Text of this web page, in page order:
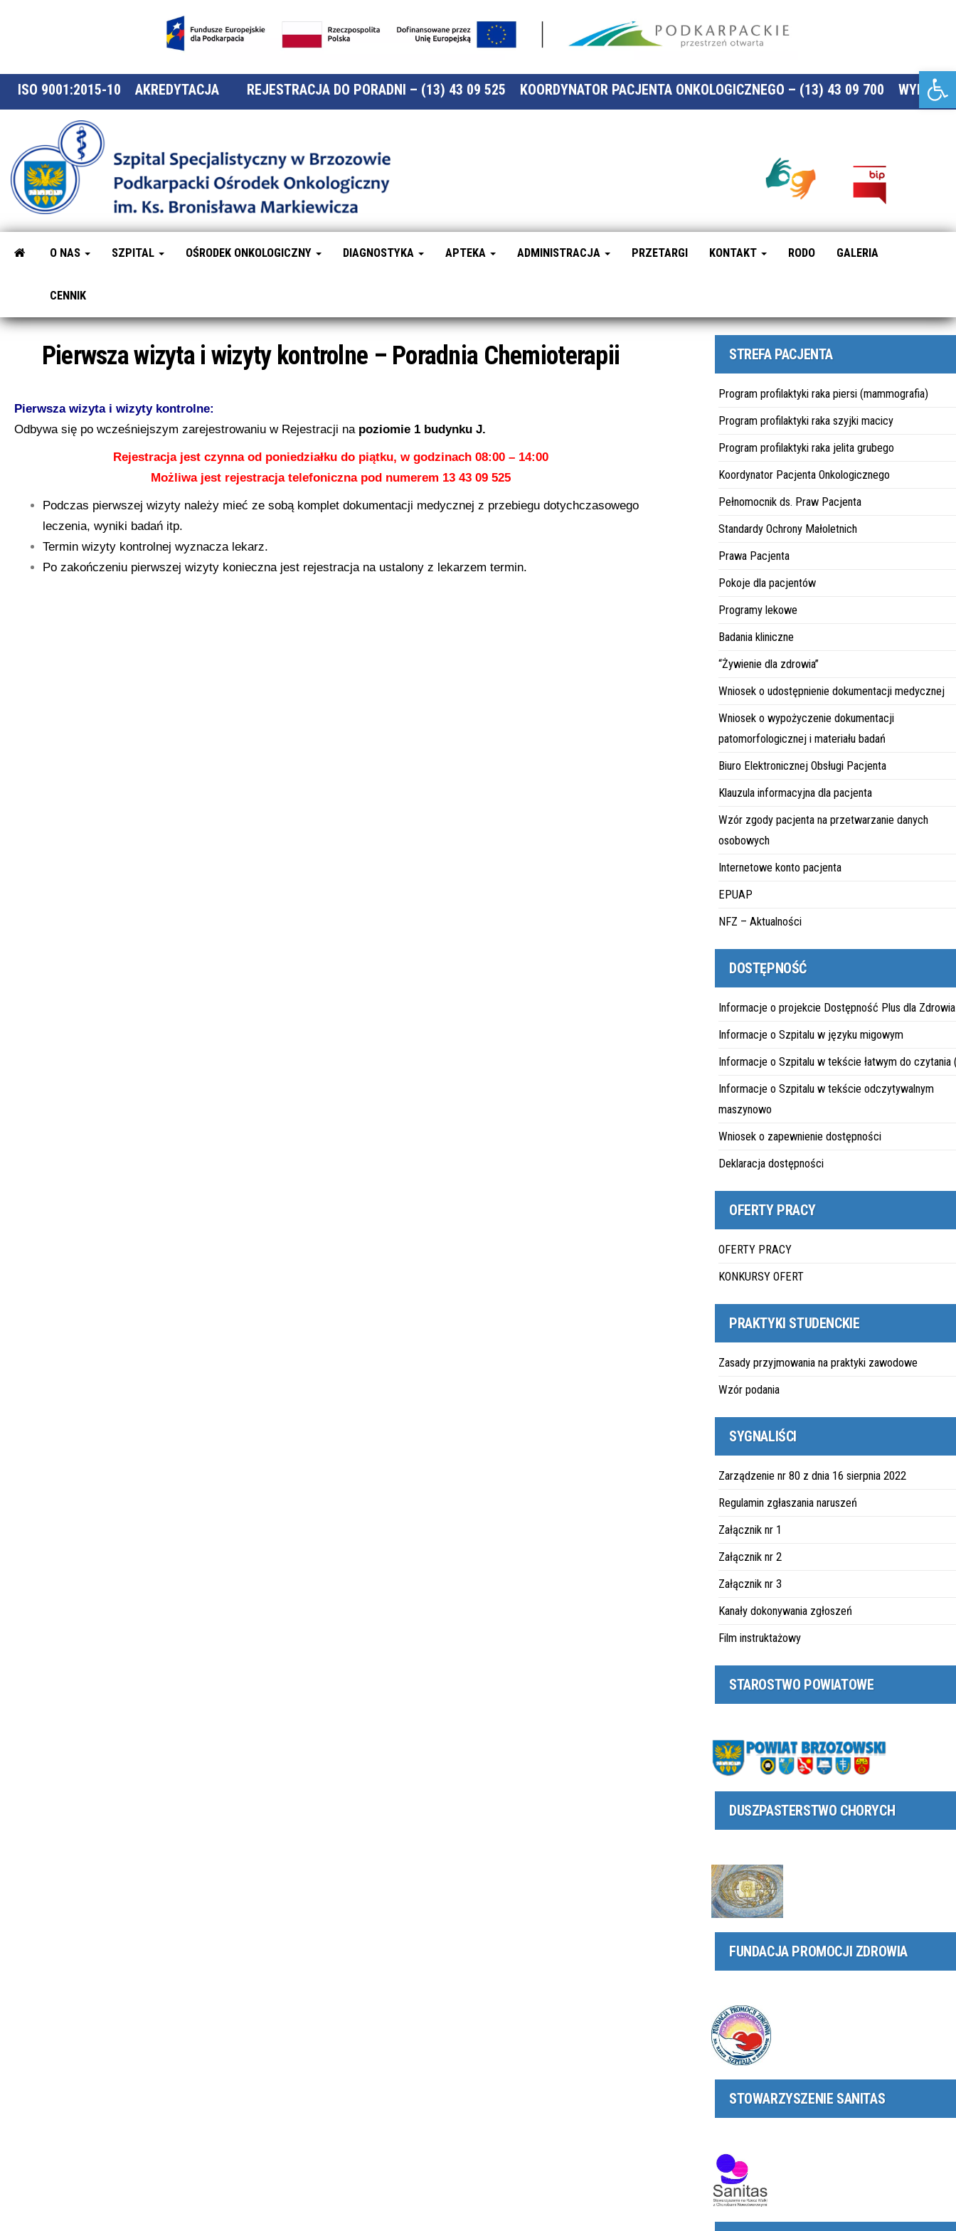
Otwórz pasek narzędzi
ISO 9001:2015-10 AKREDYTACJA REJESTRACJA DO PORADNI – (13) 43 09 525 KOORDYNATOR PACJENTA ONKOLOGICZNEGO – (13) 43 09 700 WYNIKI-
Ośrodek
Onkologiczny
O NAS SZPITAL OŚRODEK ONKOLOGICZNY DIAGNOSTYKA APTEKA ADMINISTRACJA PRZETARGI KONTAKT RODO GALERIA
CENNIK
Pierwsza wizyta i wizyty kontrolne – Poradnia Chemioterapii​
Pierwsza wizyta i wizyty kontrolne:
Odbywa się po wcześniejszym zarejestrowaniu w Rejestracji na poziomie 1 budynku J.
Rejestracja jest czynna od poniedziałku do piątku, w godzinach 08:00 – 14:00
Możliwa jest rejestracja telefoniczna pod numerem 13 43 09 525
Podczas pierwszej wizyty należy mieć ze sobą komplet dokumentacji medycznej z przebiegu dotychczasowego
leczenia, wyniki badań itp.
Termin wizyty kontrolnej wyznacza lekarz.
Po zakończeniu pierwszej wizyty konieczna jest rejestracja na ustalony z lekarzem termin.
STREFA PACJENTA
Program profilaktyki raka piersi (mammografia)
Program profilaktyki raka szyjki macicy
Program profilaktyki raka jelita grubego
Koordynator Pacjenta Onkologicznego
Pełnomocnik ds. Praw Pacjenta
Standardy Ochrony Małoletnich
Prawa Pacjenta
Pokoje dla pacjentów
Programy lekowe
Badania kliniczne
“Żywienie dla zdrowia”
Wniosek o udostępnienie dokumentacji medycznej
Wniosek o wypożyczenie dokumentacji
patomorfologicznej i materiału badań
Biuro Elektronicznej Obsługi Pacjenta
Klauzula informacyjna dla pacjenta
Wzór zgody pacjenta na przetwarzanie danych
osobowych
Internetowe konto pacjenta
EPUAP
NFZ – Aktualności
DOSTĘPNOŚĆ
Informacje o projekcie Dostępność Plus dla Zdrowia
Informacje o Szpitalu w języku migowym
Informacje o Szpitalu w tekście łatwym do czytania
Informacje o Szpitalu w tekście odczytywalnym
maszynowo
Wniosek o zapewnienie dostępności
Deklaracja dostępności
OFERTY PRACY
OFERTY PRACY
KONKURSY OFERT
PRAKTYKI STUDENCKIE
Zasady przyjmowania na praktyki zawodowe
Wzór podania
SYGNALIŚCI
Zarządzenie nr 80 z dnia 16 sierpnia 2022
Regulamin zgłaszania naruszeń
Załącznik nr 1
Załącznik nr 2
Załącznik nr 3
Kanały dokonywania zgłoszeń
Film instruktażowy
STAROSTWO POWIATOWE
DUSZPASTERSTWO CHORYCH
FUNDACJA PROMOCJI ZDROWIA
STOWARZYSZENIE SANITAS